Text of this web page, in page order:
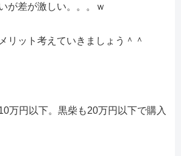
が差が激しい。。。ｗ
リット考えていきましょう＾＾
万円以下。黒柴も20万円以下で購入